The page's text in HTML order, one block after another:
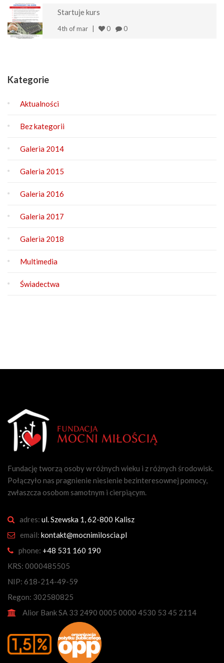
Startuje kurs
4th of mar 0 0
Kategorie
Aktualności
Bez kategorii
Galeria 2014
Galeria 2015
Galeria 2016
Galeria 2017
Galeria 2018
Multimedia
Świadectwa
Fundację tworzą osoby w różnych wieku i z różnych środowisk.
Połączyło nas pragnienie niesienie bezinteresownej pomocy,
zwłaszcza osobom samotnym i cierpiącym.
adres: ul. Szewska 1, 62-800 Kalisz
email: kontakt@mocnimiloscia.pl
phone: +48 531 160 190
KRS: 0000485505
NIP: 618-214-49-59
Regon: 302580825
Alior Bank SA 33 2490 0005 0000 4530 53 45 2114